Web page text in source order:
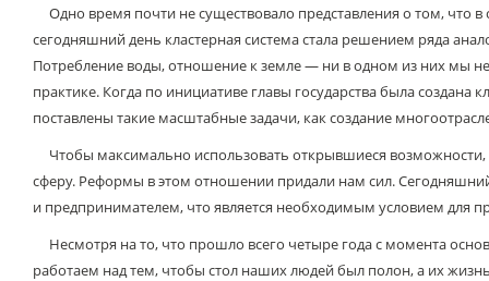
Одно время почти не существовало представления о том, что
сегодняшний день кластерная система стала решением ряда
Потребление воды, отношение к земле — ни в одном из них мы
практике. Когда по инициативе главы государства была
поставлены такие масштабные задачи, как создание
Чтобы максимально использовать открывшиеся
сферу. Реформы в этом отношении придали нам сил.
и предпринимателем, что является необходимым условием для
Несмотря на то, что прошло всего четыре года с момента
работаем над тем, чтобы стол наших людей был полон, а их